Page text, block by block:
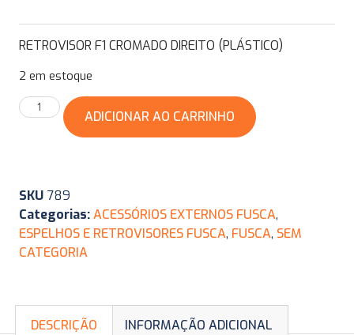
RETROVISOR F1 CROMADO DIREITO (PLÁSTICO)
2 em estoque
ADICIONAR AO CARRINHO
SKU 789
Categorias:ACESSÓRIOS EXTERNOS FUSCA,
ESPELHOS E RETROVISORES FUSCA, FUSCA, SEM
CATEGORIA
DESCRIÇÃO INFORMAÇÃO ADICIONAL